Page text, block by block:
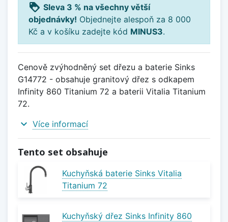
loyalty Sleva 3 % na všechny větší
objednávky! Objednejte alespoň za 8 000
Kč a v košíku zadejte kód MINUS3.
Cenově zvýhodněný set dřezu a baterie Sinks
G14772 - obsahuje granitový dřez s odkapem
Infinity 860 Titanium 72 a baterii Vitalia Titanium
72.
expand_more Více informací
Tento set obsahuje
Kuchyňská baterie Sinks Vitalia
Titanium 72
Kuchyňský dřez Sinks Infinity 860